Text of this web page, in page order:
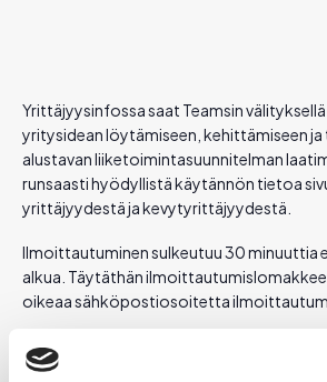
Yrittäjyysinfossa saat Teamsin
yritysidean löytämiseen, kehittämiseen ja
alustavan liiketoimintasuunnitelman
runsaasti hyödyllistä käytännön tietoa
yrittäjyydestä ja kevytyrittäjyydestä.
Ilmoittautuminen sulkeutuu 30 minuuttia
alkua. Täytäthän
oikeaa sähköpostiosoitetta
Ilmoittaudu webinaariin!